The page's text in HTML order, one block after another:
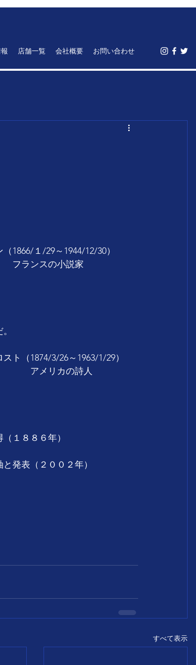
店舗一覧 会社概要 お問い合わせ
1944/12/30）
説家
～1963/1/29）
人
１８８６年）
発表（２００２年）
すべて表示